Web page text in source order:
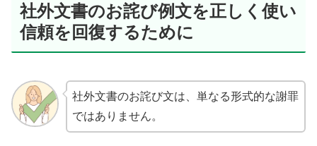
社外文書のお詫び例文を正しく使い
信頼を回復するために
社外文書のお詫び文は、単なる形式的な謝罪
ではありません。